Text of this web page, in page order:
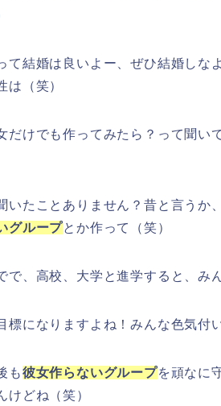
て結婚は良いよー、ぜひ結婚しな
は（笑）
だけでも作ってみたら？って聞い
いたことありません？昔と言うか
グループとか作って（笑）
で、高校、大学と進学すると、み
標になりますよね！みんな色気付
も彼女作らないグループを頑なに
けどね（笑）